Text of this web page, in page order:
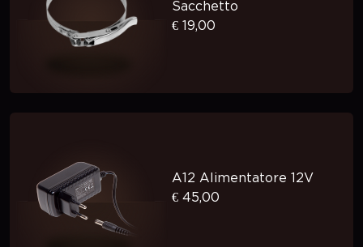
Sacchetto
€ 19,00
A12 Alimentatore 12V
€ 45,00